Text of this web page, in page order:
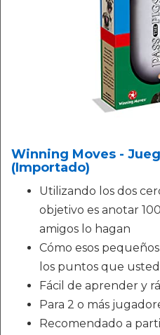
Winning Moves -
(Importado)
Utilizando los dos
objetivo es anotar
amigos lo hagan
Cómo esos
los puntos que
Fácil de aprender y
Para 2 o más
Recomendado a